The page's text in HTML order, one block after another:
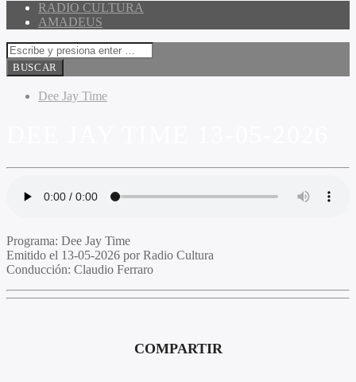
RADIO CULTURA
AMADEUS
Dee Jay Time
Programa: Dee Jay Time
Emitido el 13-05-2026 por Radio Cultura
Conducción: Claudio Ferraro
COMPARTIR